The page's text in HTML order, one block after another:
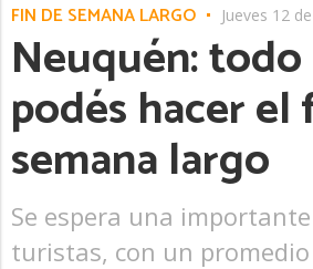
FIN DE SEMANA LARGO Jueves 12
Neuquén:
podés hacer el
semana largo
Se espera una
turistas, con un